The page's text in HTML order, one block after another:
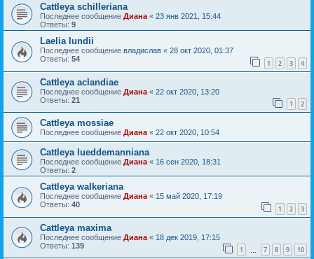
Cattleya schilleriana
Последнее сообщение Диана « 23 янв 2021, 15:44
Ответы: 9
Laelia lundii
Последнее сообщение владислав « 28 окт 2020, 01:37
Ответы: 54 1 2 3 4
Сattleya aclandiae
Последнее сообщение Диана « 22 окт 2020, 13:20
Ответы: 21 1 2
Cattleya mossiae
Последнее сообщение Диана « 22 окт 2020, 10:54
Cattleya lueddemanniana
Последнее сообщение Диана « 16 сен 2020, 18:31
Ответы: 2
Cattleya walkeriana
Последнее сообщение Диана « 15 май 2020, 17:19
Ответы: 40 1 2 3
Cattleya maxima
Последнее сообщение Диана « 18 дек 2019, 17:15
Ответы: 139 1 7 8 9 10